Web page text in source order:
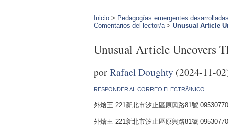
Inicio > Pedagogías emergentes
Comentarios del lector/a> Unusual Article
Unusual Article Uncovers
porRafael Doughty (2024-11-
RESPONDER AL CORREO ELECTRÃ³NICO
外燴王 221新北市汐止區原興路81號
外燴王 221新北市汐止區原興路81號